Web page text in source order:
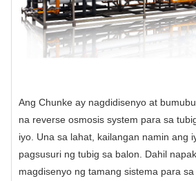
Ang Chunke ay nagdidisenyo at
na reverse osmosis system para sa
iyo. Una sa lahat, kailangan namin ang
pagsusuri ng tubig sa balon. Dahil
magdisenyo ng tamang sistema para